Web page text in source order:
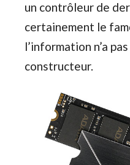
un contrôleur de
certainement le
l’information n’a
constructeur.